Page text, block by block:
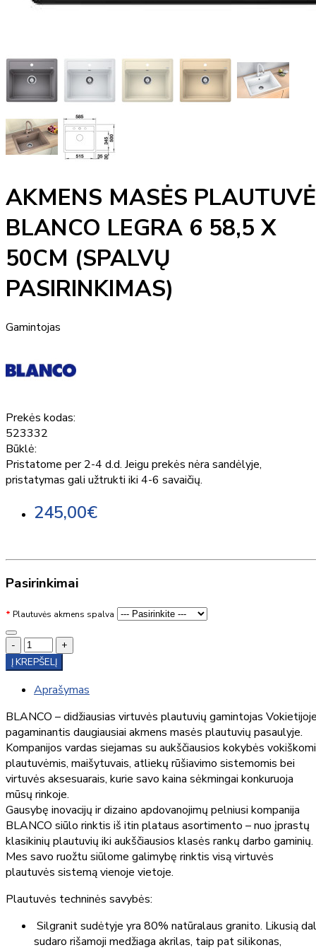
AKMENS MASĖS PLAUTUVĖ
BLANCO LEGRA 6 58,5 X
50CM (SPALVŲ
PASIRINKIMAS)
Gamintojas
Prekės kodas:
523332
Būklė:
Pristatome per 2-4 d.d. Jeigu prekės nėra sandėlyje,
pristatymas gali užtrukti iki 4-6 savaičių.
245,00€
Pasirinkimai
Plautuvės akmens spalva
-
+
Į KREPŠELĮ
Aprašymas
BLANCO – didžiausias virtuvės plautuvių gamintojas
pagaminantis daugiausiai akmens masės plautuvių pasaulyje.
Kompanijos vardas siejamas su aukščiausios kokybės
plautuvėmis, maišytuvais, atliekų rūšiavimo sistemomis bei
virtuvės aksesuarais, kurie savo kaina sėkmingai konkuruoja
mūsų rinkoje.
Gausybę inovacijų ir dizaino apdovanojimų pelniusi kompanija
BLANCO siūlo rinktis iš itin plataus asortimento – nuo įprastų
klasikinių plautuvių iki aukščiausios klasės rankų darbo gaminių.
Mes savo ruožtu siūlome galimybę rinktis visą virtuvės
plautuvės sistemą vienoje vietoje.
Plautuvės techninės savybės:
Silgranit sudėtyje yra 80% natūralaus granito. Likusią
sudaro rišamoji medžiaga akrilas, taip pat silikonas,